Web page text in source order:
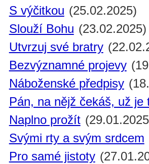
S výčitkou (25.02.2025)
Slouží Bohu (23.02.2025)
Utvrzuj své bratry
Bezvýznamné projevy
Náboženské předpisy
Pán, na nějž čekáš, už je
Naplno prožít
Svými rty a svým srdcem
Pro samé jistoty